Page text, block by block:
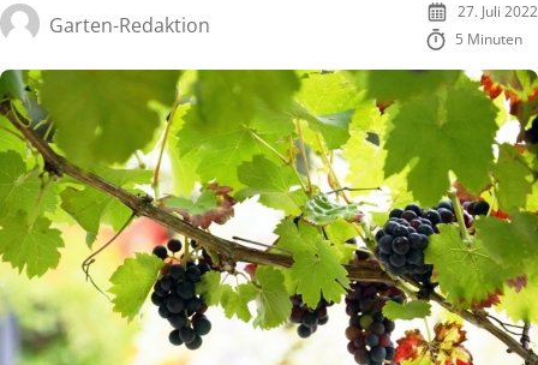
Garten-Redaktion
27. Juli 2022
5 Minuten